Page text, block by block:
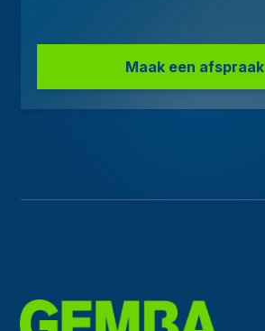
Maak een afspraak